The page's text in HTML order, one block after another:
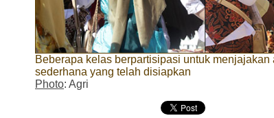
Beberapa kelas berpartisipasi untuk
sederhana yang telah disiapkan
Photo: Agri